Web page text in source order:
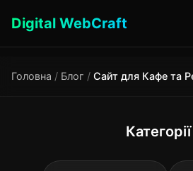
Digital WebCraft
Головна / Блог /
Категорії